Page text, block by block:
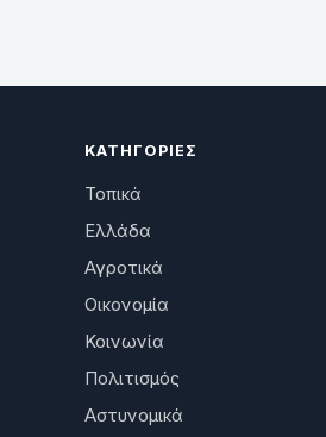
ΚΑΤΗΓΟΡΊΕΣ
Τοπικά
Ελλάδα
Αγροτικά
Οικονομία
Κοινωνία
Πολιτισμός
Αστυνομικά